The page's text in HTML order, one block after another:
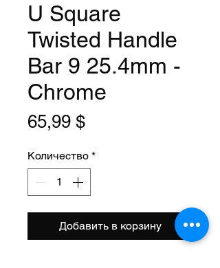
U Square
Twisted Handle
Bar 9 25.4mm -
Chrome
65,99 $Цена
Количество *
Добавить в корзину